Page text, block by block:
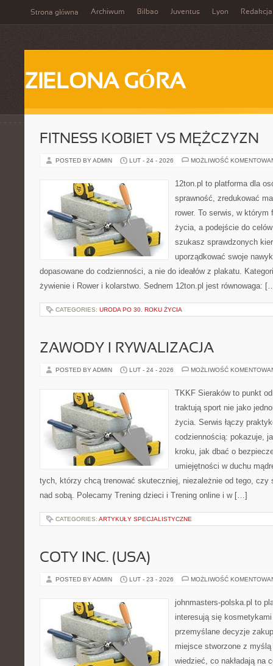
Strona główna Archiwum Bilbao Juventus Lyon Redakcja
ZIELONA GÓRA
FITNESS KOBIET VS MĘŻCZYZN
POSTED BY ADMIN LUT - 24 - 2026 MOŻLIWOŚĆ
12ton.pl to platforma dla
sprawność, zredukować
rower. To serwis, w którym
życia, a podejście do
szukasz sprawdzonych
uporządkować swoje
dopasowane do codzienności, a nie do ideałów z plakatu.
żywienie i Rower i kolarstwo. Sednem 12ton.pl jest równowaga:
CATEGORIES: URODA PO 30. ROKU ŻYCIA
ZAWODY I RYWALIZACJA
POSTED BY ADMIN LUT - 24 - 2026 MOŻLIWOŚĆ
TKKF Sieraków to punkt
traktują sport nie jako
życia. Serwis łączy
codziennością: pokazuje,
kroku, jak dbać o
umiejętności w duchu
tych, którzy chcą trenować skuteczniej, niezależnie od tego, czy
nad sobą. Polecamy Trening dzieci i Trening online i w […]
CATEGORIES: ARTYKUŁY SPECJALISTYCZNE
COTY INC. (USA)
POSTED BY ADMIN LUT - 23 - 2026 MOŻLIWOŚĆ
johnmasters-polska.pl to
interesują się
przemyślane decyzje
miejsce stworzone z
wiedzieć, co nakładają na